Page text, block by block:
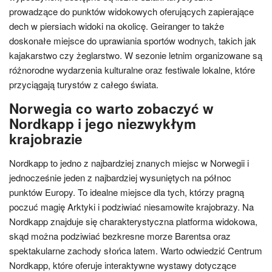
prowadzące do punktów widokowych oferujących zapierające
dech w piersiach widoki na okolicę. Geiranger to także
doskonałe miejsce do uprawiania sportów wodnych, takich jak
kajakarstwo czy żeglarstwo. W sezonie letnim organizowane są
różnorodne wydarzenia kulturalne oraz festiwale lokalne, które
przyciągają turystów z całego świata.
Norwegia co warto zobaczyć w
Nordkapp i jego niezwykłym
krajobrazie
Nordkapp to jedno z najbardziej znanych miejsc w Norwegii i
jednocześnie jeden z najbardziej wysuniętych na północ
punktów Europy. To idealne miejsce dla tych, którzy pragną
poczuć magię Arktyki i podziwiać niesamowite krajobrazy. Na
Nordkapp znajduje się charakterystyczna platforma widokowa,
skąd można podziwiać bezkresne morze Barentsa oraz
spektakularne zachody słońca latem. Warto odwiedzić Centrum
Nordkapp, które oferuje interaktywne wystawy dotyczące